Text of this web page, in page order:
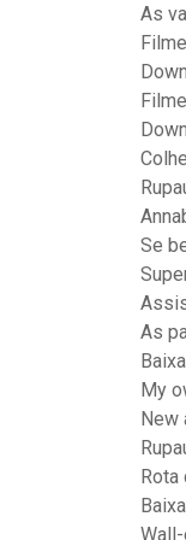
As
Se
As
My
New
Rota